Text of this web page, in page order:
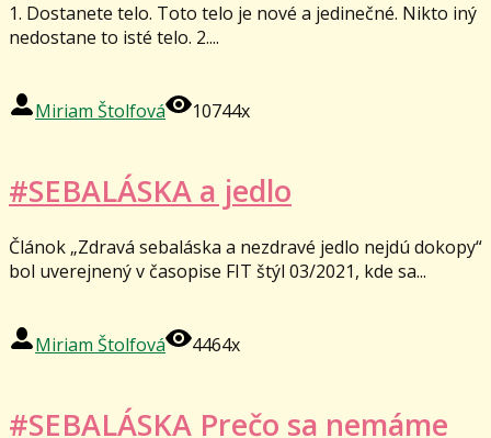
1. Dostanete telo. Toto telo je nové a jedinečné. Nikto iný
nedostane to isté telo. 2....
Miriam Štolfová 10744x
#SEBALÁSKA a jedlo
Článok „Zdravá sebaláska a nezdravé jedlo nejdú dokopy“
bol uverejnený v časopise FIT štýl 03/2021, kde sa...
Miriam Štolfová 4464x
#SEBALÁSKA Prečo sa nemáme